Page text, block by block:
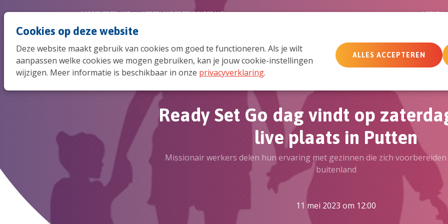
Cookies op deze website
Deze website maakt gebruik van cookies om goed te functioneren. Als je wilt
aanpassen welke cookies we mogen gebruiken, kan je jouw cookie-instellingen
wijzigen. Meer informatie is beschikbaar in onze privacyverklaring.
ALLES ACCEPTEREN
MemberCare Netwerk
MISSIENEDERLAND NEDERLANDSE ZENDINGSRAAD AGENDA
Ready Set Go dag vindt op
live plaats in Putten
Missionair werkers delen hun ervaring met gezinnen die zich
buitenland
11 mei 2023 om 12:00